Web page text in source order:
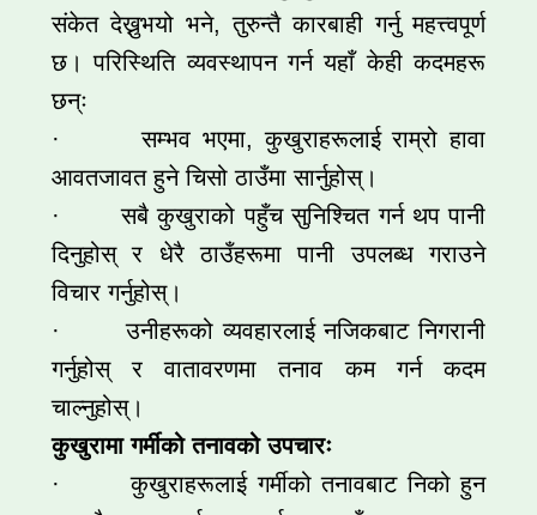
संकेत देख्नुभयो भने, तुरुन्तै कारबाही गर्नु महत्त्वपूर्ण
छ। परिस्थिति व्यवस्थापन गर्न यहाँ केही कदमहरू
छन्ः
· सम्भव भएमा, कुखुराहरूलाई राम्रो हावा
आवतजावत हुने चिसो ठाउँमा सार्नुहोस्।
· सबै कुखुराको पहुँच सुनिश्चित गर्न थप पानी
दिनुहोस् र धेरै ठाउँहरूमा पानी उपलब्ध गराउने
विचार गर्नुहोस्।
· उनीहरूको व्यवहारलाई नजिकबाट निगरानी
गर्नुहोस् र वातावरणमा तनाव कम गर्न कदम
चाल्नुहोस्।
कुखुरामा गर्मीको तनावको उपचारः
· कुखुराहरूलाई गर्मीको तनावबाट निको हुन